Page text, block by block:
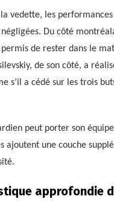
vedette, les
Du côté
de rester dans le
de son côté, a
s’il a cédé sur les trois
peut porter son
ajoutent une couche
approfondie